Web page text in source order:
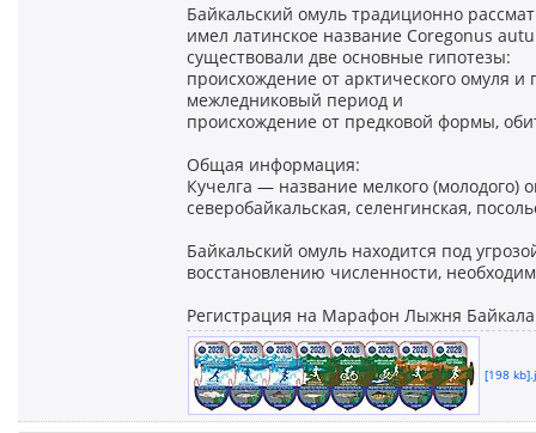
Байкальский омуль традиционно
имел латинское название Coregonus
существовали две основные гипотезы:
происхождение от арктического омуля
межледниковый период и
происхождение от предковой формы,
Общая информация:
Кучелга — название мелкого (молодого)
северобайкальская, селенгинская,
Байкальский омуль находится под
восстановлению численности,
Регистрация на Марафон Лыжня
[198